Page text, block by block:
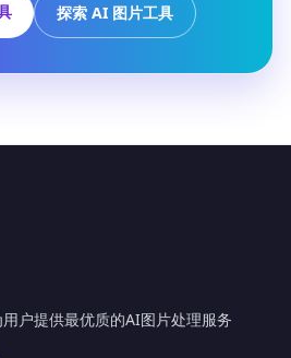
探索 AI 图片工具
户提供最优质的AI图片处理服务